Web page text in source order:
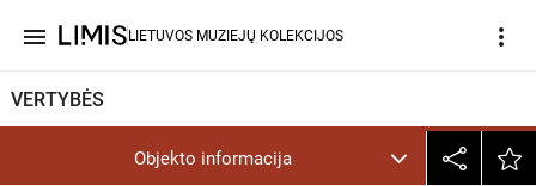
menu LIETUVOS MUZIEJŲ KOLEKCIJOS more_vert
VERTYBĖS
Objekto informacija